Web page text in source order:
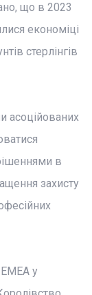
що в 2023
економіці
стерлінгів
асоційованих
в
захисту
у